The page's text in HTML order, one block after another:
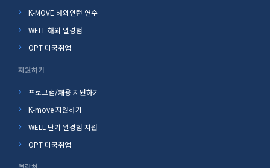
K-MOVE 해외인턴 연수
WELL 해외 일경험
OPT 미국취업
지원하기
프로그램/채용 지원하기
K-move 지원하기
WELL 단기 일경험 지원
OPT 미국취업